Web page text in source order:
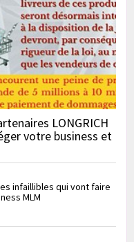
LONGRICH
votre business et
infaillibles qui vont faire
MLM